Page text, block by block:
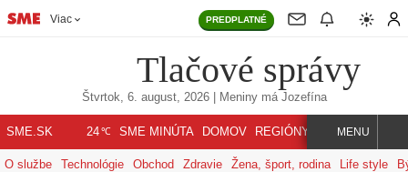
Viac PREDPLATNÉ
Tlačové správy
Štvrtok, 6. august, 2026| Meniny má Jozefína
SME.SK 24℃ SME MINÚTA DOMOV REGIÓNY INDEX SVET
MENU
O službe Technológie Obchod Zdravie Žena, šport, rodina Life style